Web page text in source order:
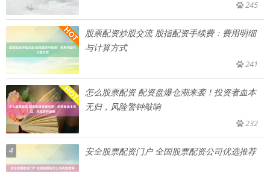
245
股票配资炒股交流 股指配资手续费：费用明细
与计算方式
241
怎么股票配资 配资盘爆仓潮来袭！投资者血本
无归，风险警钟敲响
232
4 安全股票配资门户 全国股票配资公司优选推荐